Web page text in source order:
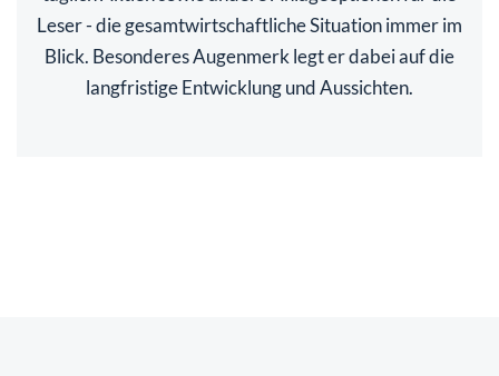
Leser - die gesamtwirtschaftliche Situation immer im
Blick. Besonderes Augenmerk legt er dabei auf die
langfristige Entwicklung und Aussichten.